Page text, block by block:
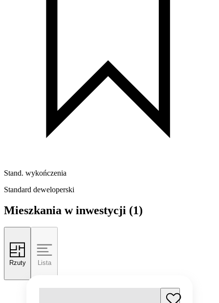
Stand. wykończenia
Standard deweloperski
Mieszkania w inwestycji (1)
Rzuty Lista